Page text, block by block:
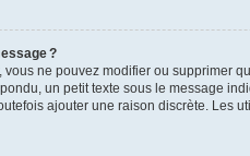
?
ne pouvez modifier ou supprimer
un petit texte sous le message
ajouter une raison discrète. Les